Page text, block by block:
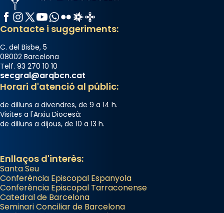
Facebook
Instagram
X / Twitter
YouTube
WhatsApp
FlickrRadio Estel
Catalunya Cristiana
Contacte i suggeriments:
C. del Bisbe, 5
08002 Barcelona
Telf. 93 270 10 10
secgral@arqbcn.cat
Horari d'atenció al públic:
de dilluns a divendres, de 9 a 14 h.
Visites a l'Arxiu Diocesà:
de dilluns a dijous, de 10 a 13 h.
Enllaços d'interès:
Santa Seu
Conferència Episcopal Espanyola
Conferència Episcopal Tarraconense
Catedral de Barcelona
Seminari Conciliar de Barcelona